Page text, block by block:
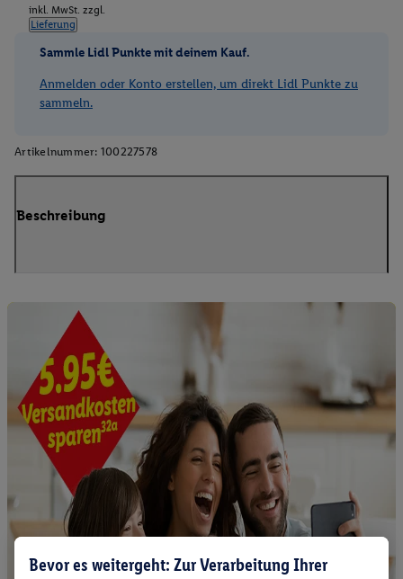
inkl. MwSt. zzgl.
Lieferung
Sammle Lidl Punkte mit deinem Kauf.
Anmelden oder Konto erstellen, um direkt Lidl Punkte zu
sammeln.
Artikelnummer: 100227578
Beschreibung
Bevor es weitergeht: Zur Verarbeitung Ihrer